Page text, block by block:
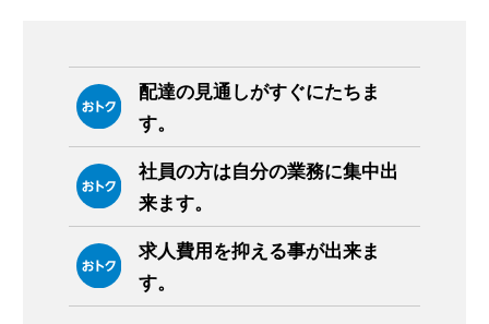
配達の見通しがすぐにたちま
す。
社員の方は自分の業務に集中出
来ます。
求人費用を抑える事が出来ま
す。